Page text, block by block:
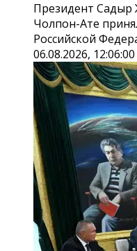
Президент Садыр
Чолпон-Ате
Российской
06.08.2026, 12:06:00